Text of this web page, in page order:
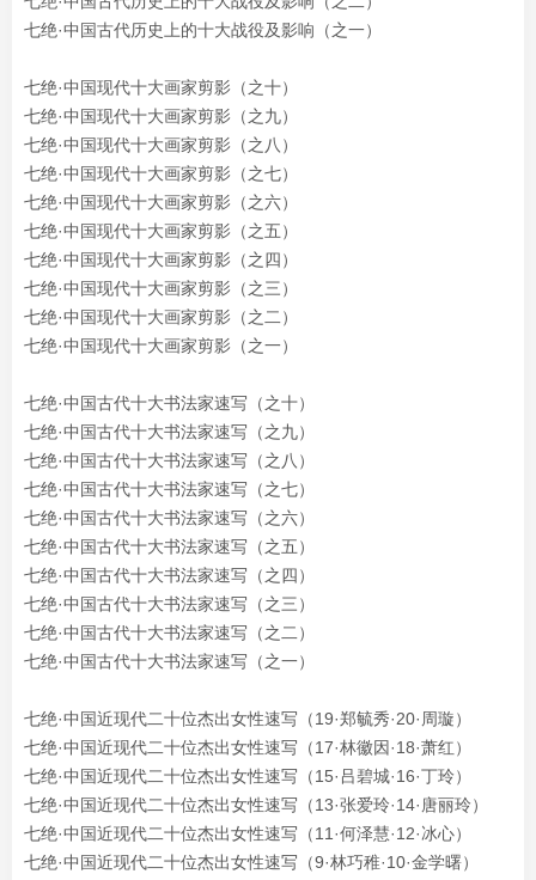
七绝·中国古代历史上的十大战役及影响（之一）
七绝·中国现代十大画家剪影（之十）
七绝·中国现代十大画家剪影（之九）
七绝·中国现代十大画家剪影（之八）
七绝·中国现代十大画家剪影（之七）
七绝·中国现代十大画家剪影（之六）
七绝·中国现代十大画家剪影（之五）
七绝·中国现代十大画家剪影（之四）
七绝·中国现代十大画家剪影（之三）
七绝·中国现代十大画家剪影（之二）
七绝·中国现代十大画家剪影（之一）
七绝·中国古代十大书法家速写（之十）
七绝·中国古代十大书法家速写（之九）
七绝·中国古代十大书法家速写（之八）
七绝·中国古代十大书法家速写（之七）
七绝·中国古代十大书法家速写（之六）
七绝·中国古代十大书法家速写（之五）
七绝·中国古代十大书法家速写（之四）
七绝·中国古代十大书法家速写（之三）
七绝·中国古代十大书法家速写（之二）
七绝·中国古代十大书法家速写（之一）
七绝·中国近现代二十位杰出女性速写（19·郑毓秀·20·周璇）
七绝·中国近现代二十位杰出女性速写（17·林徽因·18·萧红）
七绝·中国近现代二十位杰出女性速写（15·吕碧城·16·丁玲）
七绝·中国近现代二十位杰出女性速写（13·张爱玲·14·唐丽玲）
七绝·中国近现代二十位杰出女性速写（11·何泽慧·12·冰心）
七绝·中国近现代二十位杰出女性速写（9·林巧稚·10·金学曙）